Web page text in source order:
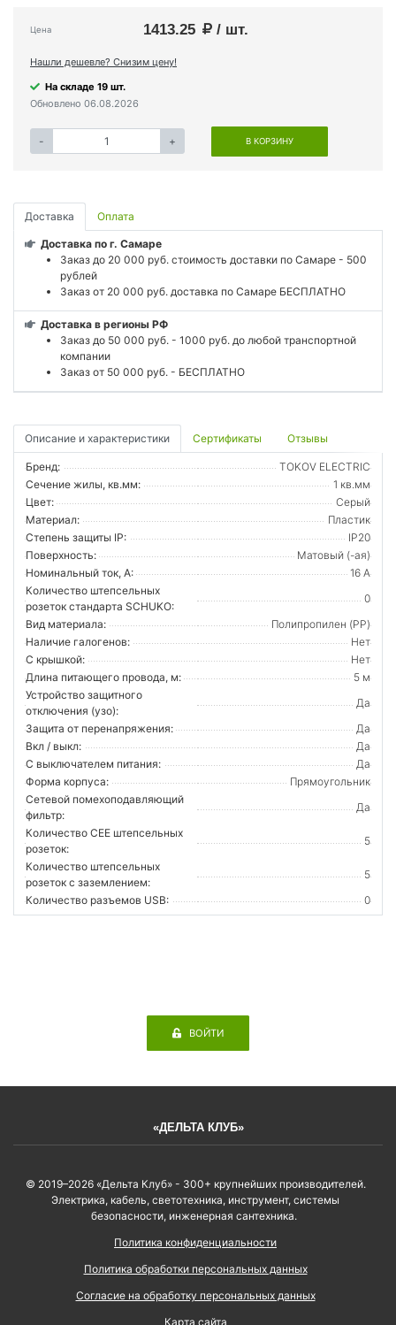
Цена 1413.25 / шт.
Нашли дешевле? Снизим цену!
На складе 19 шт.
Обновлено 06.08.2026
- + В КОРЗИНУ
Доставка Оплата
Доставка по г. Самаре
Заказ до 20 000 руб. стоимость доставки по Самаре - 500
рублей
Заказ от 20 000 руб. доставка по Самаре БЕСПЛАТНО
Доставка в регионы РФ
Заказ до 50 000 руб. - 1000 руб. до любой транспортной
компании
Заказ от 50 000 руб. - БЕСПЛАТНО
Описание и характеристики Сертификаты Отзывы
Бренд:
TOKOV ELECTRIC
Сечение жилы, кв.мм:
1 кв.мм
Цвет:
Серый
Материал:
Пластик
Степень защиты IP:
IP20
Поверхность:
Матовый (-ая)
Номинальный ток, А:
16 А
Количество штепсельных
розеток стандарта SCHUKO:
0
Вид материала:
Полипропилен (PP)
Наличие галогенов:
Нет
С крышкой:
Нет
Длина питающего провода, м:
5 м
Устройство защитного
отключения (узо):
Да
Защита от перенапряжения:
Да
Вкл / выкл:
Да
С выключателем питания:
Да
Форма корпуса:
Прямоугольник
Сетевой помехоподавляющий
фильтр:
Да
Количество CEE штепсельных
розеток:
5
Количество штепсельных
розеток с заземлением:
5
Количество разъемов USB:
0
ВОЙТИ
«ДЕЛЬТА КЛУБ»
© 2019–2026 «Дельта Клуб» - 300+ крупнейших производителей.
Электрика, кабель, светотехника, инструмент, системы
безопасности, инженерная сантехника.
Политика конфиденциальности
Политика обработки персональных данных
Согласие на обработку персональных данных
Карта сайта